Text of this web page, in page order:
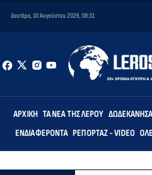
Δευτέρα, 10 Αυγούστου 2026, 08:31
ΑΡΧΙΚΉ ΤΑ ΝΈΑ ΤΗΣ ΛΈΡΟΥ
ΕΝΔΙΑΦΈΡΟΝΤΑ ΡΕΠΟΡΤΆΖ - VIDEO